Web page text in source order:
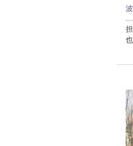
也